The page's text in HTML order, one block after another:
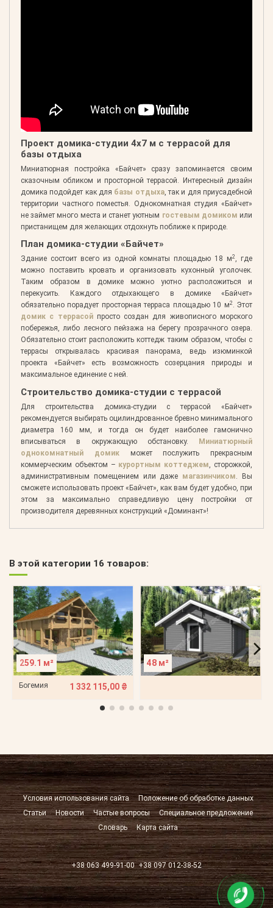
Проект домика-студии 4х7 м с террасой для
базы отдыха
Миниатюрная постройка «Байчет» сразу запоминается своим
сказочным обликом и просторной террасой. Интересный дизайн
домика подойдет как для базы отдыха, так и для приусадебной
территории частного поместья. Однокомнатная студия «Байчет»
не займет много места и станет уютным гостевым домиком или
пристанищем для желающих отдохнуть поближе к природе.
План домика-студии «Байчет»
Здание состоит всего из одной комнаты площадью 18 м2 , где
можно поставить кровать и организовать кухонный уголочек.
Таким образом в домике можно уютно расположиться и
перекусить. Каждого отдыхающего в домике «Байчет»
обязательно порадует просторная терраса площадью 10 м2. Этот
домик с террасойпросто создан для живописного морского
побережья, либо лесного пейзажа на берегу прозрачного озера.
Обязательно стоит расположить коттедж таким образом, чтобы с
террасы открывалась красивая панорама, ведь изюминкой
проекта «Байчет» есть возможность созерцания природы и
максимальное единение с ней.
Строительство домика-студии с террасой
Для строительства домика-студии с террасой «Байчет»
рекомендуется выбирать оцилиндрованное бревно минимального
диаметра 160 мм, и тогда он будет наиболее гамонично
вписываться в окружающую обстановку.
Миниатюрный
однокомнатный домикможет послужить прекрасным
коммерческим объектом – курортным коттеджем, сторожкой,
административным помещением или даже магазинчиком. Вы
сможете использовать проект «Байчет», как вам будет удобно, при
этом за максимально справедливую цену постройки от
производителя деревянных конструкций «Доминант»!
В этой категории 16 товаров:
259.1 м²
Богемия 1 332 115,00 ₴
48 м²
Условия использования сайта
Положение об обработке данных
Статьи
Новости Частые вопросы
Специальное предложение
Словарь
Карта сайта
+38 063 499-91-00 +38 097 012-38-52